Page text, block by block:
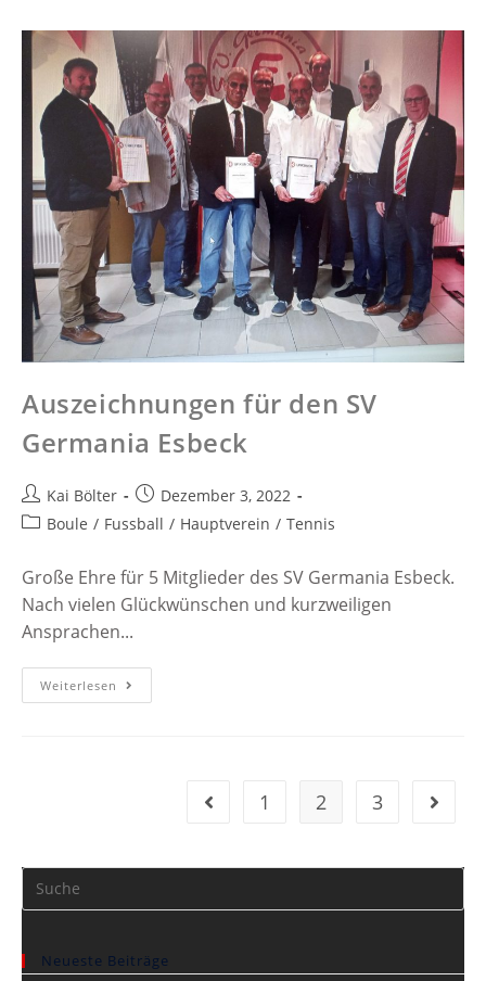
Auszeichnungen für den SV
Germania Esbeck
Kai Bölter
Dezember 3, 2022
Boule / Fussball / Hauptverein / Tennis
Große Ehre für 5 Mitglieder des SV Germania Esbeck.
Nach vielen Glückwünschen und kurzweiligen
Ansprachen...
Weiterlesen
1 2 3
Neueste Beiträge